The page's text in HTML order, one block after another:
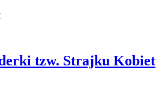
tzw. Strajku Kobiet